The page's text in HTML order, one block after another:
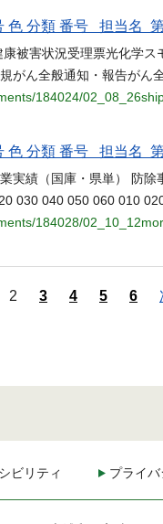
色 分類 番号 担当名
被害状況受理票光化学
がん全般通知・報告がん
184024/
色 分類 番号 担当名
実績（国庫・県単） 防
030 040 050 060 010
184028/
2 3 4 5 6
ビリティ プライ